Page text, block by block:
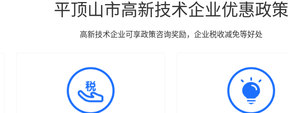
平顶山市高新技术企业优惠政策
高新技术企业可享政策咨询奖励，企业税收减免等好处